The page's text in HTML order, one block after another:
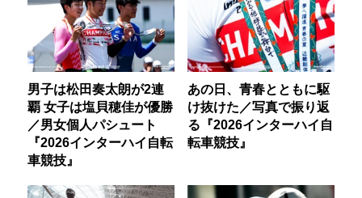
男子は松田奏太朗が2連
覇 女子は塩貝穂佳が優勝
／男女個人パシュート
『2026インターハイ自転
車競技』
あの日、青春とともに駆
け抜けた／写真で振り返
る『2026インターハイ自
転車競技』